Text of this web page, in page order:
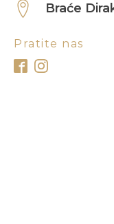
Braće
Pratite nas